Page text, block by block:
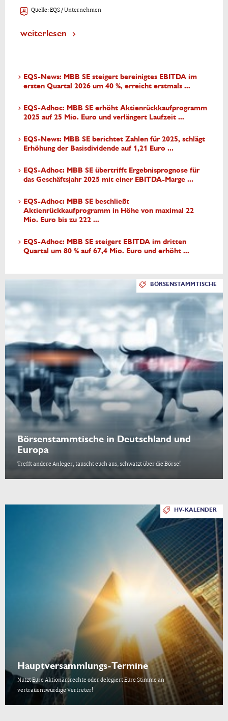
Quelle:EQS / Unternehmen
weiterlesen
EQS-News: MBB SE steigert bereinigtes EBITDA im
ersten Quartal 2026 um 40 %, erreicht erstmals ...
EQS-Adhoc: MBB SE erhöht Aktienrückkaufprogramm
2025 auf 25 Mio. Euro und verlängert Laufzeit ...
EQS-News: MBB SE berichtet Zahlen für 2025, schlägt
Erhöhung der Basisdividende auf 1,21 Euro ...
EQS-Adhoc: MBB SE übertrifft Ergebnisprognose für
das Geschäftsjahr 2025 mit einer EBITDA-Marge ...
EQS-Adhoc: MBB SE beschließt
Aktienrückkaufprogramm in Höhe von maximal 22
Mio. Euro bis zu 222 ...
EQS-Adhoc: MBB SE steigert EBITDA im dritten
Quartal um 80 % auf 67,4 Mio. Euro und erhöht ...
BÖRSENSTAMMTISCHE
Börsenstammtische in Deutschland und
Europa
Trefft andere Anleger, tauscht euch aus, schwatzt über die Börse!
HV-KALENDER
Hauptversammlungs-Termine
Nutzt Eure Aktionärsrechte oder delegiert Eure Stimme an
vertrauenswürdige Vertreter!